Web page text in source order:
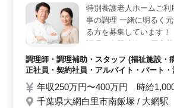
快適で通勤時間の節約にもつながり
福利厚生と支援＞ この施設では、資
給、雇用保険、労災保険、健康保険、
利厚生が充実しています。さらにシニ
特別養護老人ホームご利
事の調理 一緒に明るく
る方を募集しています
イント！ 】 ・週休2日
・車通勤可能！ 皆様から
調理師・調理補助・スタッフ (福祉施設・
正社員・契約社員・アルバイト・パート・
年収250万円〜400万円 時給
千葉県大網白里市南飯塚 / 大網駅